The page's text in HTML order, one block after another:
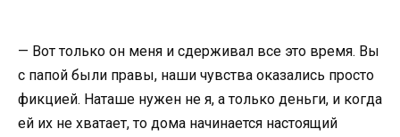
— Вот только он меня и сдерживал все это время. Вы
с папой были правы, наши чувства оказались просто
фикцией. Наташе нужен не я, а только деньги, и когда
ей их не хватает, то дома начинается настоящий